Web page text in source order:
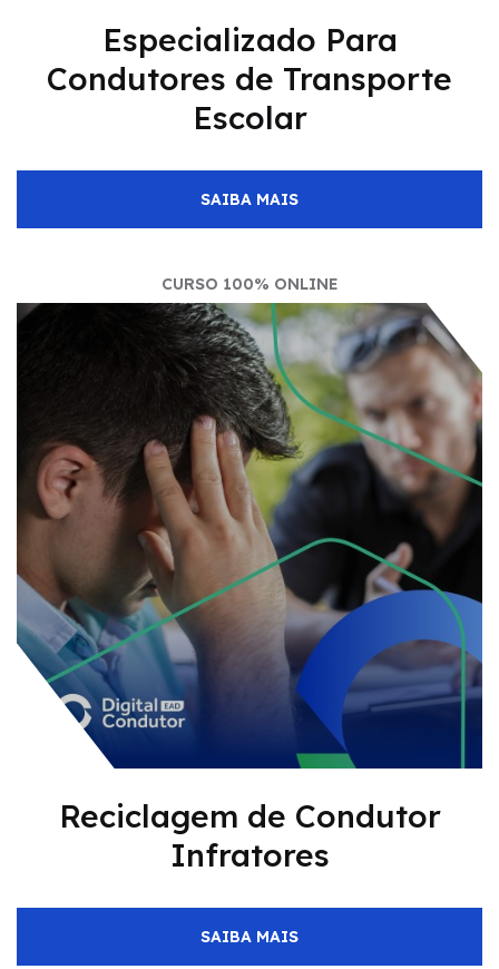
Especializado Para
Condutores de Transporte
Escolar
SAIBA MAIS
CURSO 100% ONLINE
Reciclagem de Condutor
Infratores
SAIBA MAIS